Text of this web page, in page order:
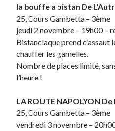
Derniers Commentaires
Entretien ménagerdansT’as vu quoi
JFdansC’était pas mieux avant… à
littleceltdansComment j’ai opéré
AnthonydansComment j’ai opéré
Renaud DucherdansComment j’ai
personnelle
Commentaires récents
la bouffe a bistan De
25, Cours Gambetta – 3ème
jeudi 2 novembre – 19h00 –
Bistanclaque prend d’assaut
chauffer les gamelles.
Nombre de places limité,
l’heure !
LA ROUTE NAPOLYON
25, Cours Gambetta – 3ème
vendredi 3 novembre –